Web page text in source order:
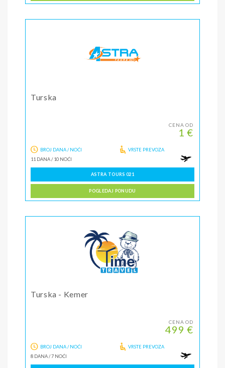
Turska
CENA OD
1 €
BROJ DANA / NOĆI
11 DANA/10 NOĆI
VRSTE PREVOZA
ASTRA TOURS 021
POGLEDAJ PONUDU
Turska - Kemer
CENA OD
499 €
BROJ DANA / NOĆI
8 DANA/7 NOĆI
VRSTE PREVOZA